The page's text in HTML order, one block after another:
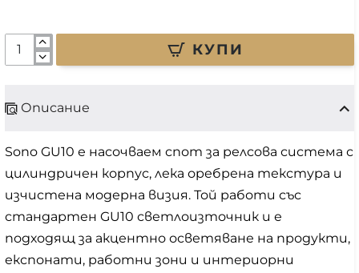
КУПИ
Описание
Sono GU10 е насочваем спот за релсова система с
цилиндричен корпус, лека оребрена текстура и
изчистена модерна визия. Той работи със
стандартен GU10 светлоизточник и е
подходящ за акцентно осветяване на продукти,
експонати, работни зони и интериорни